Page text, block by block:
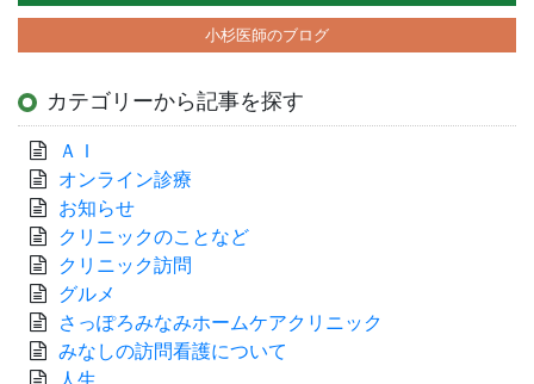
小杉医師のブログ
カテゴリーから記事を探す
ＡＩ
オンライン診療
お知らせ
クリニックのことなど
クリニック訪問
グルメ
さっぽろみなみホームケアクリニック
みなしの訪問看護について